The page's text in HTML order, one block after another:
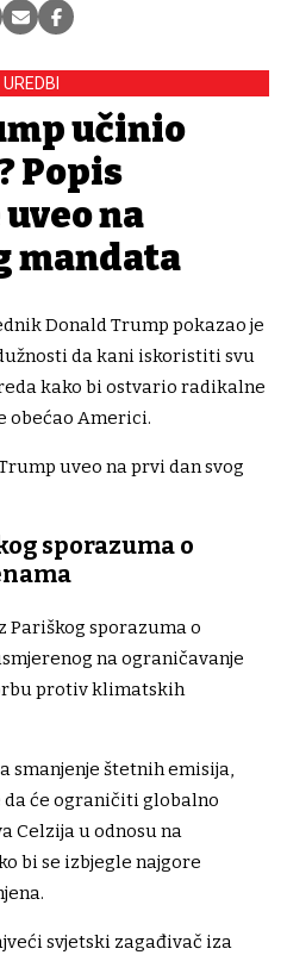
učinio
Popis
na
mandata
Donald Trump pokazao je
da kani iskoristiti svu
kako bi ostvario radikalne
obećao Americi.
uveo na prvi dan svog
sporazuma o
Pariškog sporazuma o
na ograničavanje
protiv klimatskih
smanjenje štetnih emisija,
da će ograničiti globalno
Celzija u odnosu na
bi se izbjegle najgore
svjetski zagađivač iza